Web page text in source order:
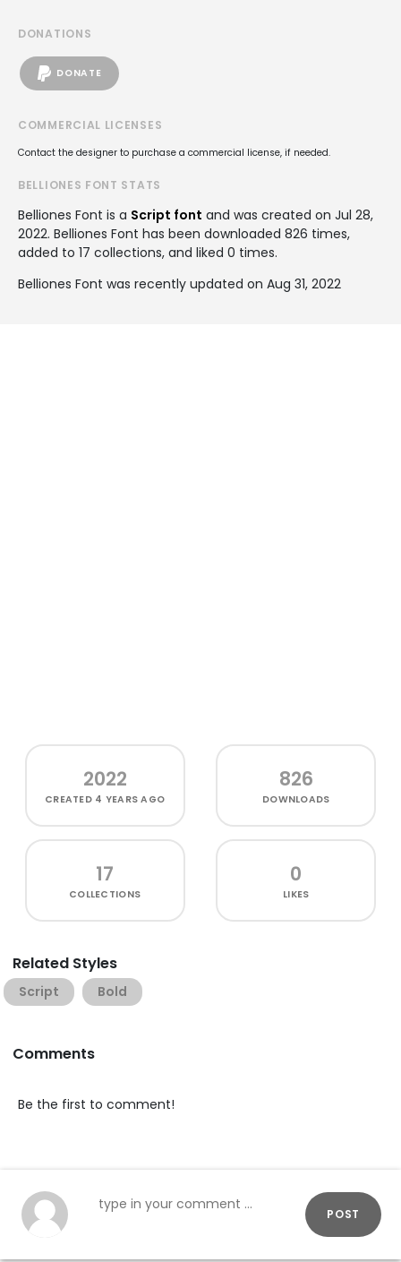
DONATIONS
DONATE
COMMERCIAL LICENSES
Contact the designer to purchase a commercial license, if needed.
BELLIONES FONT STATS
Belliones Font is a Script font and was created on Jul 28,
2022. Belliones Font has been downloaded 826 times,
added to 17 collections, and liked 0 times.
Belliones Font was recently updated on Aug 31, 2022
2022
CREATED 4 YEARS AGO
826
DOWNLOADS
17
COLLECTIONS
0
LIKES
Related Styles
Script Bold
Comments
Be the first to comment!
POST